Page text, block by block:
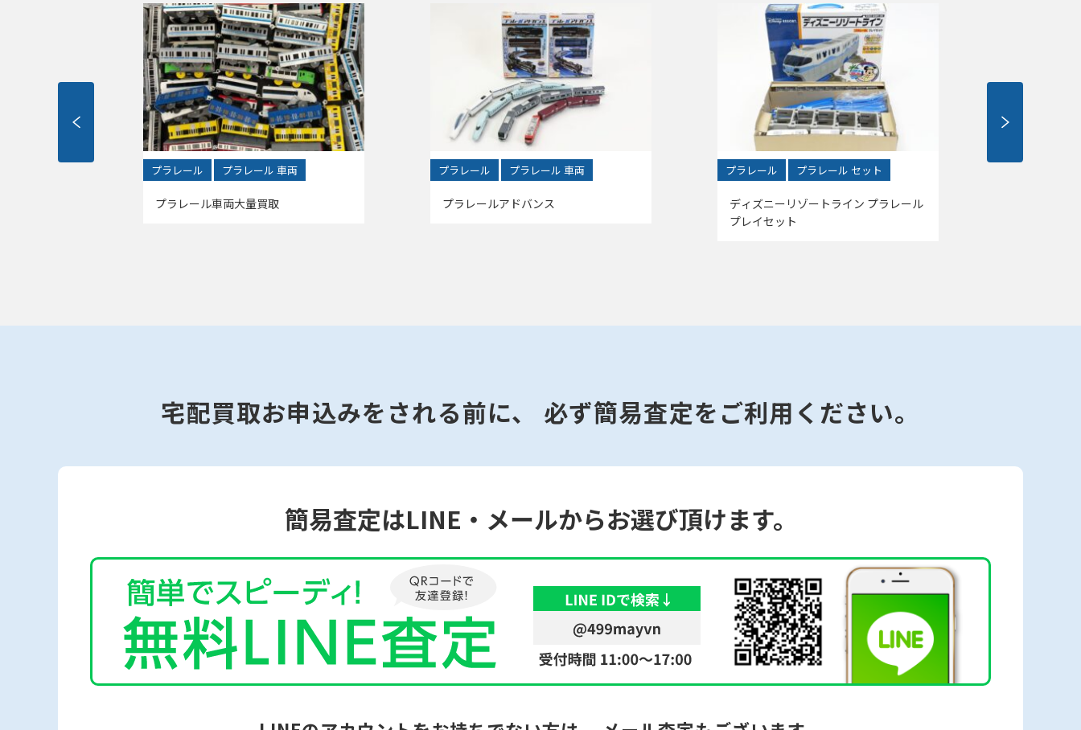
プラレール プラレール 車両
プラレール車両大量買取
プラレール プラレール 車両
プラレールアドバンス
プラレール プラレール セット
ディズニーリゾートライン プラレール
プレイセット
宅配買取お申込みをされる前に、 必ず簡易査定をご利用ください。
簡易査定はLINE・メールからお選び頂けます。